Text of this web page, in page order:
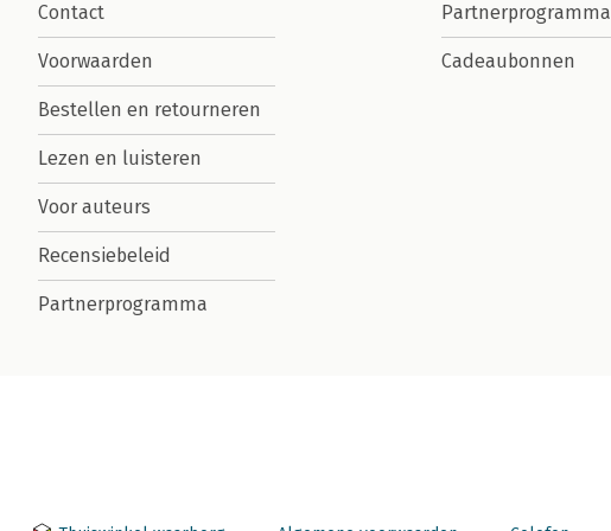
Contact
Voorwaarden
Bestellen en retourneren
Lezen en luisteren
Voor auteurs
Recensiebeleid
Partnerprogramma
Partnerprogramma
Cadeaubonnen